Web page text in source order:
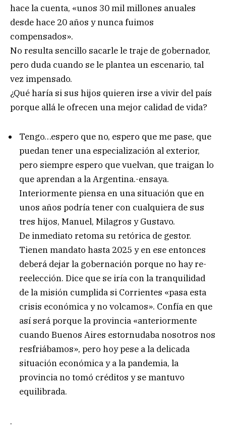
hace la cuenta, «unos 30 mil millones anuales
desde hace 20 años y nunca fuimos
compensados».
No resulta sencillo sacarle le traje de gobernador,
pero duda cuando se le plantea un escenario, tal
vez impensado.
¿Qué haría si sus hijos quieren irse a vivir del país
porque allá le ofrecen una mejor calidad de vida?
Tengo…espero que no, espero que me pase, que
puedan tener una especialización al exterior,
pero siempre espero que vuelvan, que traigan lo
que aprendan a la Argentina.-ensaya.
Interiormente piensa en una situación que en
unos años podría tener con cualquiera de sus
tres hijos, Manuel, Milagros y Gustavo.
De inmediato retoma su retórica de gestor.
Tienen mandato hasta 2025 y en ese entonces
deberá dejar la gobernación porque no hay re-
reelección. Dice que se iría con la tranquilidad
de la misión cumplida si Corrientes «pasa esta
crisis económica y no volcamos». Confía en que
así será porque la provincia «anteriormente
cuando Buenos Aires estornudaba nosotros nos
resfriábamos», pero hoy pese a la delicada
situación económica y a la pandemia, la
provincia no tomó créditos y se mantuvo
equilibrada.
.